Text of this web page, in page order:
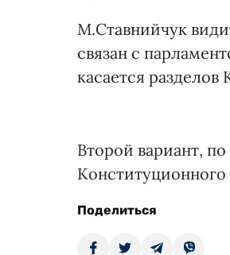
М.Ставнийчук
связан с
касается
Второй вариант,
Поделиться